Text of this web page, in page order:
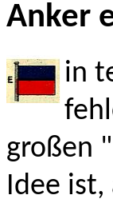
Anker
in
großen
Idee